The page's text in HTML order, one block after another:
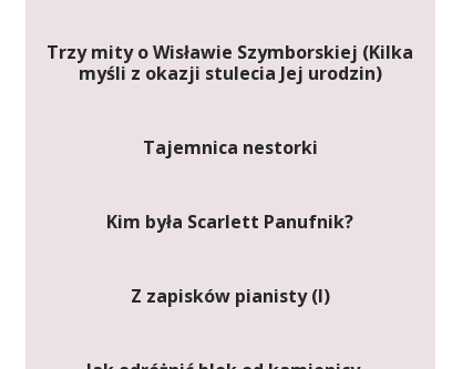
Trzy mity o Wisławie Szymborskiej (Kilka
myśli z okazji stulecia Jej urodzin)
Tajemnica nestorki
Kim była Scarlett Panufnik?
Z zapisków pianisty (I)